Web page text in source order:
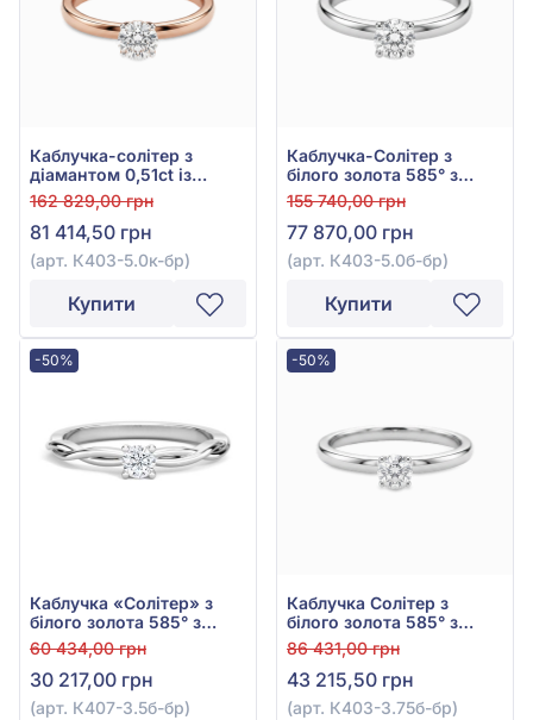
Каблучка-солітер з
діамантом 0,51ct із
червоного золота 585°,
арт. К403-5.0к-бр
162 829,00 грн
81 414,50 грн
(арт. К403-5.0к-бр)
Купити
Каблучка-Солітер з
білого золота 585° з
діамантом 0,5ct, арт.
К403-5.0б-бр
155 740,00 грн
77 870,00 грн
(арт. К403-5.0б-бр)
Купити
-50%
Каблучка «Солітер» з
білого золота 585° з
діамантом 0,15ct, арт.
К407-3.5б-бр
60 434,00 грн
30 217,00 грн
(арт. К407-3.5б-бр)
-50%
Каблучка Солітер з
білого золота 585° з
діамантом 0,23ct, арт.
К403-3.75б-бр
86 431,00 грн
43 215,50 грн
(арт. К403-3.75б-бр)